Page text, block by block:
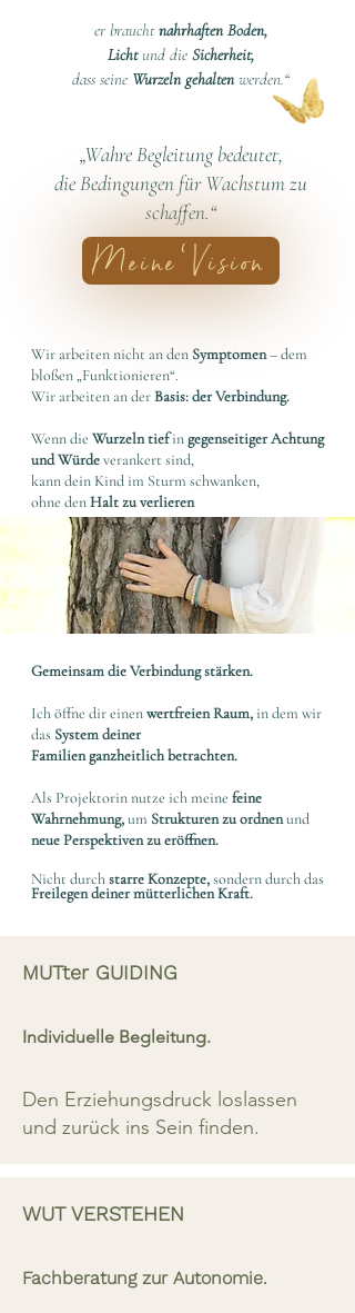
er brauchtnahrhaften Boden,
Licht und die Sicherheit,
dass seine Wurzeln gehaltenwerden.“
„Wahre Begleitung bedeutet,
die Bedingungen für Wachstum zu
schaffen.“
Wir arbeiten nicht an den Symptomen– dem
bloßen „Funktionieren“.
Wir arbeiten an derBasis: der Verbindung.
Wenn die Wurzeln tiefingegenseitiger Achtung
und Würdeverankert sind,
kann dein Kind im Sturm schwanken,
ohne denHalt zu verlieren
Gemeinsam die Verbindung stärken.
Ich öffne dir einenwertfreien Raum,in dem wir
das System deiner
Familien ganzheitlich betrachten.
Als Projektorin nutze ich meine feine
Wahrnehmung,um Strukturen zu ordnenund
neue Perspektiven zu eröffnen.
Nicht durchstarre Konzepte,sondern durch das
Freilegen deiner mütterlichen Kraft.
Meine Vision
MUTter GUIDING
Individuelle Begleitung.
Den Erziehungsdruck loslassen
und zurück ins Sein finden.
WUT VERSTEHEN
Fachberatung zur Autonomie.